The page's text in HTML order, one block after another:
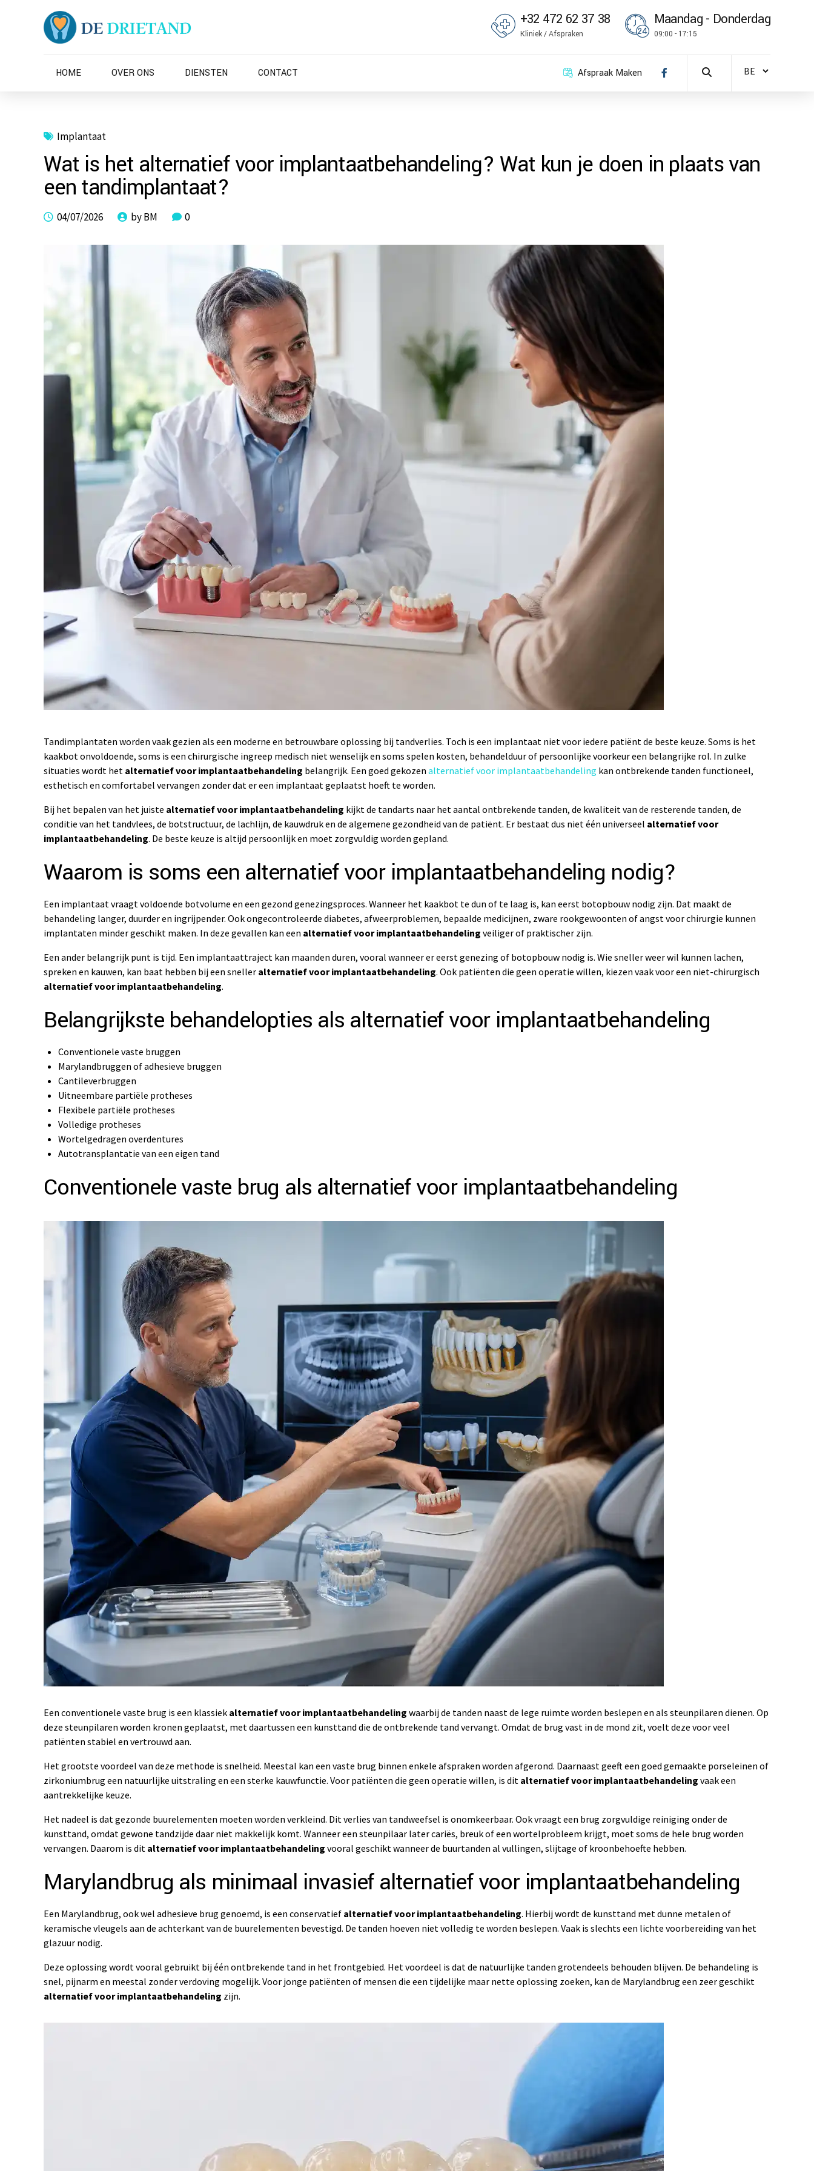
+32 472 62 37 38
Kliniek / Afspraken
Maandag - Donderdag
09:00 - 17:15
Afspraak Maken
HOME OVER ONS DIENSTEN CONTACT
Implantaat
Wat is het alternatief voor implantaatbehandeling? Wat kun je doen in plaats van
een tandimplantaat?
04/07/2026 by BM 0
Tandimplantaten worden vaak gezien als een moderne en betrouwbare oplossing bij tandverlies. Toch is een implantaat niet voor iedere patiënt de beste keuze. Soms is het
kaakbot onvoldoende, soms is een chirurgische ingreep medisch niet wenselijk en soms spelen kosten, behandelduur of persoonlijke voorkeur een belangrijke rol. In zulke
situaties wordt het alternatief voor implantaatbehandeling belangrijk. Een goed gekozen alternatief voor implantaatbehandeling kan ontbrekende tanden functioneel,
esthetisch en comfortabel vervangen zonder dat er een implantaat geplaatst hoeft te worden.
Bij het bepalen van het juiste alternatief voor implantaatbehandeling kijkt de tandarts naar het aantal ontbrekende tanden, de kwaliteit van de resterende tanden, de
conditie van het tandvlees, de botstructuur, de lachlijn, de kauwdruk en de algemene gezondheid van de patiënt. Er bestaat dus niet één universeel alternatief voor
implantaatbehandeling. De beste keuze is altijd persoonlijk en moet zorgvuldig worden gepland.
Waarom is soms een alternatief voor implantaatbehandeling nodig?
Een implantaat vraagt voldoende botvolume en een gezond genezingsproces. Wanneer het kaakbot te dun of te laag is, kan eerst botopbouw nodig zijn. Dat maakt de
behandeling langer, duurder en ingrijpender. Ook ongecontroleerde diabetes, afweerproblemen, bepaalde medicijnen, zware rookgewoonten of angst voor chirurgie kunnen
implantaten minder geschikt maken. In deze gevallen kan een alternatief voor implantaatbehandeling veiliger of praktischer zijn.
Een ander belangrijk punt is tijd. Een implantaattraject kan maanden duren, vooral wanneer er eerst genezing of botopbouw nodig is. Wie sneller weer wil kunnen lachen,
spreken en kauwen, kan baat hebben bij een sneller alternatief voor implantaatbehandeling. Ook patiënten die geen operatie willen, kiezen vaak voor een niet-chirurgisch
alternatief voor implantaatbehandeling.
Belangrijkste behandelopties als alternatief voor implantaatbehandeling
Conventionele vaste bruggen
Marylandbruggen of adhesieve bruggen
Cantileverbruggen
Uitneembare partiële protheses
Flexibele partiële protheses
Volledige protheses
Wortelgedragen overdentures
Autotransplantatie van een eigen tand
Conventionele vaste brug als alternatief voor implantaatbehandeling
Een conventionele vaste brug is een klassiek alternatief voor implantaatbehandeling waarbij de tanden naast de lege ruimte worden beslepen en als steunpilaren dienen. Op
deze steunpilaren worden kronen geplaatst, met daartussen een kunsttand die de ontbrekende tand vervangt. Omdat de brug vast in de mond zit, voelt deze voor veel
patiënten stabiel en vertrouwd aan.
Het grootste voordeel van deze methode is snelheid. Meestal kan een vaste brug binnen enkele afspraken worden afgerond. Daarnaast geeft een goed gemaakte porseleinen of
zirkoniumbrug een natuurlijke uitstraling en een sterke kauwfunctie. Voor patiënten die geen operatie willen, is dit alternatief voor implantaatbehandeling vaak een
aantrekkelijke keuze.
Het nadeel is dat gezonde buurelementen moeten worden verkleind. Dit verlies van tandweefsel is onomkeerbaar. Ook vraagt een brug zorgvuldige reiniging onder de
kunsttand, omdat gewone tandzijde daar niet makkelijk komt. Wanneer een steunpilaar later cariës, breuk of een wortelprobleem krijgt, moet soms de hele brug worden
vervangen. Daarom is dit alternatief voor implantaatbehandeling vooral geschikt wanneer de buurtanden al vullingen, slijtage of kroonbehoefte hebben.
Marylandbrug als minimaal invasief alternatief voor implantaatbehandeling
Een Marylandbrug, ook wel adhesieve brug genoemd, is een conservatief alternatief voor implantaatbehandeling. Hierbij wordt de kunsttand met dunne metalen of
keramische vleugels aan de achterkant van de buurelementen bevestigd. De tanden hoeven niet volledig te worden beslepen. Vaak is slechts een lichte voorbereiding van het
glazuur nodig.
Deze oplossing wordt vooral gebruikt bij één ontbrekende tand in het frontgebied. Het voordeel is dat de natuurlijke tanden grotendeels behouden blijven. De behandeling is
snel, pijnarm en meestal zonder verdoving mogelijk. Voor jonge patiënten of mensen die een tijdelijke maar nette oplossing zoeken, kan de Marylandbrug een zeer geschikt
alternatief voor implantaatbehandeling zijn.